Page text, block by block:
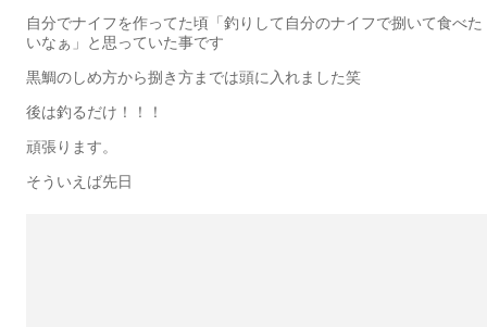
自分でナイフを作ってた頃「釣りして自分のナイフで捌いて食べた
いなぁ」と思っていた事です
黒鯛のしめ方から捌き方までは頭に入れました笑
後は釣るだけ！！！
頑張ります。
そういえば先日